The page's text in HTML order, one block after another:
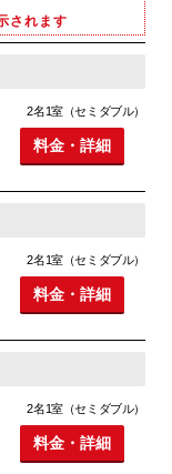
されます
2名1室（セミダブル）
料金・詳細
2名1室（セミダブル）
料金・詳細
2名1室（セミダブル）
料金・詳細